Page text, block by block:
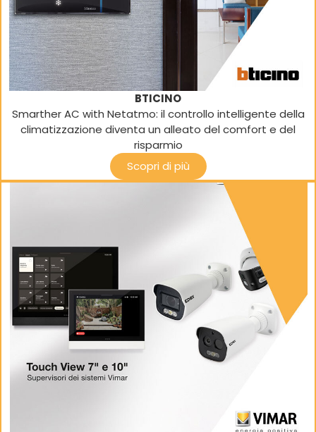
BTICINO
Smarther AC with Netatmo: il controllo intelligente della
climatizzazione diventa un alleato del comfort e del
risparmio
Scopri di più